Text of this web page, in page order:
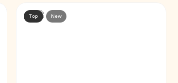
Top New